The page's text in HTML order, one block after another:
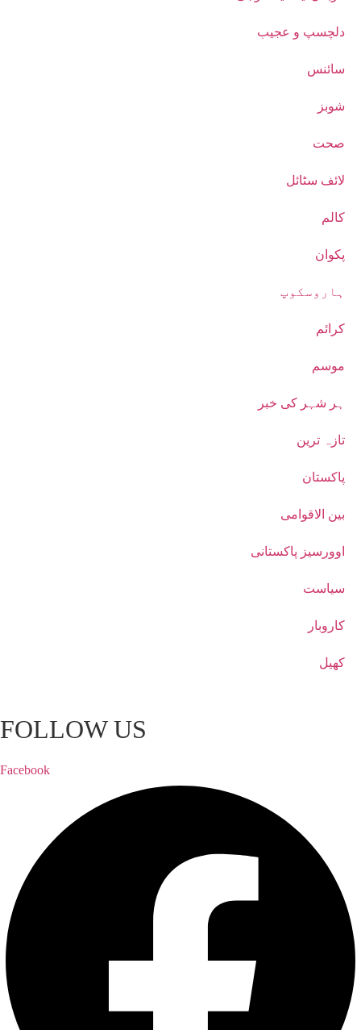
دلچسپ و عجیب
سائنس
شوبز
صحت
لائف سٹائل
کالم
پکوان
ہاروسکوپ
کرائم
موسم
ہر شہر کی خبر
تازہ ترین
پاکستان
بین الاقوامی
اوورسیز پاکستانی
سیاست
کاروبار
کھیل
FOLLOW US
Facebook